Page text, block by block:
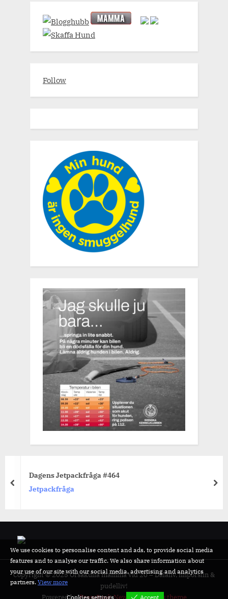
Follow
Dagens Jetpackfråga #464
Jetpackfråga
prev
Copyright © 2025 Orsakulla mamma vid 20 – Dalaliv, finporslin &
pudelliv!
We use cookies to personalise content and ads, to provide social media
features and to analyse our traffic. We also share information about
your use of our site with our social media, advertising and analytics
partners. View more
Cookies settings
Accept